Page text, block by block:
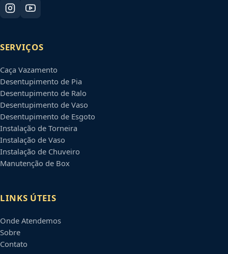
SERVIÇOS
Caça Vazamento
Desentupimento de Pia
Desentupimento de Ralo
Desentupimento de Vaso
Desentupimento de Esgoto
Instalação de Torneira
Instalação de Vaso
Instalação de Chuveiro
Manutenção de Box
LINKS ÚTEIS
Onde Atendemos
Sobre
Contato